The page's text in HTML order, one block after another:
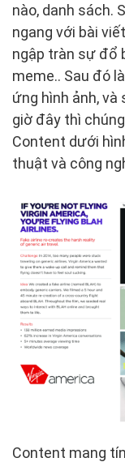
nào, danh sách.
ngang với bài
ngập tràn sự đổ
meme.. Sau đó
ứng hình ảnh,
giờ đây thì
Content dưới
thuật và công
Content mang